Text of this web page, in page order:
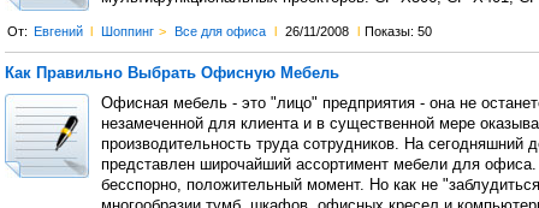
От: Евгений l Шоппинг > Все для офиса l 26/11/2008 l Показы: 50
Как Правильно Выбрать Офисную Мебель
Офисная мебель - это "лицо" предприятия - она не
незамеченной для клиента и в существенной мере
производительность труда сотрудников. На сегодняшний
представлен широчайший ассортимент мебели для
бесспорно, положительный момент. Но как не